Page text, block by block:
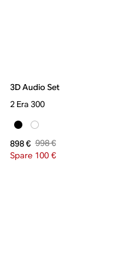
3D Audio Set
2 Era 300
898 € 998 €
Spare 100 €